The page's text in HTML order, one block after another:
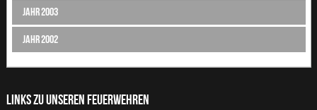
Jahr 2003
Jahr 2002
LINKS ZU UNSEREN FEUERWEHREN